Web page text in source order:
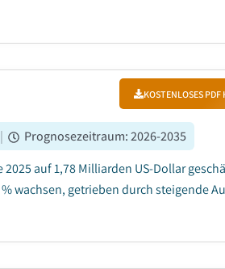
KOSTENLOSES
| Prognosezeitraum:2026-2035
auf 1,78 Milliarden US-Dollar
wachsen, getrieben durch steigende